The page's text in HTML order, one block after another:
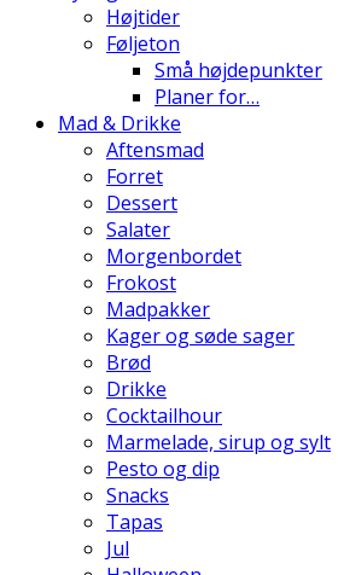
Højtider
Føljeton
Små højdepunkter
Planer for…
Mad & Drikke
Aftensmad
Forret
Dessert
Salater
Morgenbordet
Frokost
Madpakker
Kager og søde sager
Brød
Drikke
Cocktailhour
Marmelade, sirup og sylt
Pesto og dip
Snacks
Tapas
Jul